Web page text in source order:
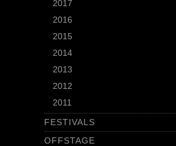
2017
2016
2015
2014
2013
2012
2011
FESTIVALS
OFFSTAGE